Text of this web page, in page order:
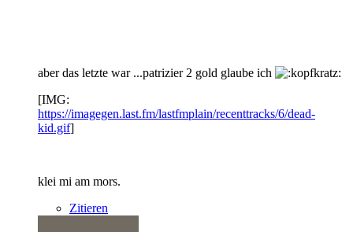
aber das letzte war ...patrizier 2 gold glaube ich
[IMG:
https://imagegen.last.fm/lastfmplain/recenttracks/6/dead-
kid.gif]
klei mi am mors.
Zitieren